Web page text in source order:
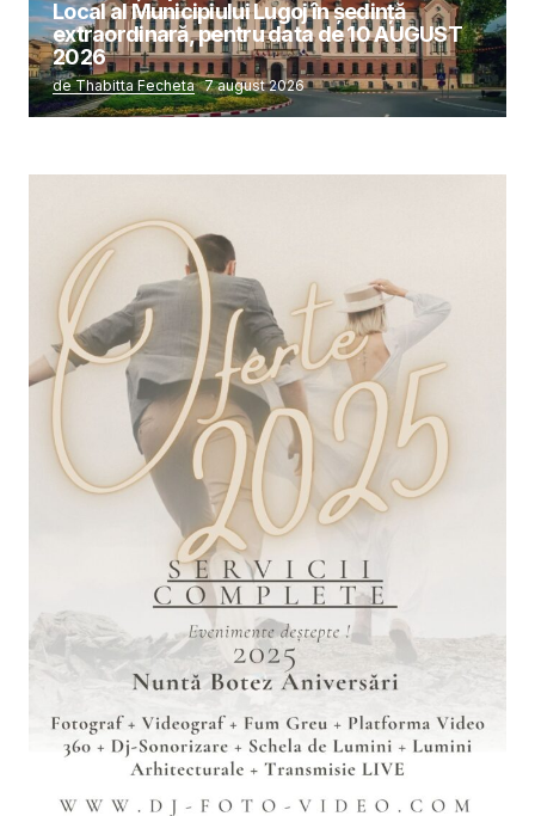
Local al Municipiului Lugoj în şedinţă
extraordinară, pentru data de 10 AUGUST
2026
de Thabitta Fecheta 7 august 2026